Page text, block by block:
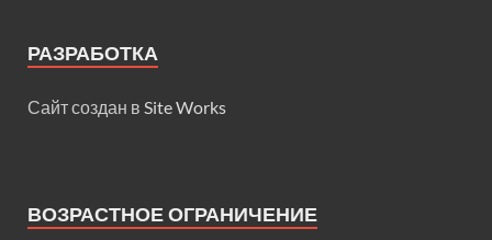
РАЗРАБОТКА
Сайт создан в Site Works
ВОЗРАСТНОЕ ОГРАНИЧЕНИЕ